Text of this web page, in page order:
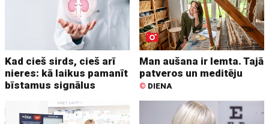
Kad cieš sirds, cieš arī
nieres: kā laikus pamanīt
bīstamus signālus
Man aušana ir lemta. Tajā
patveros un meditēju
© DIENA